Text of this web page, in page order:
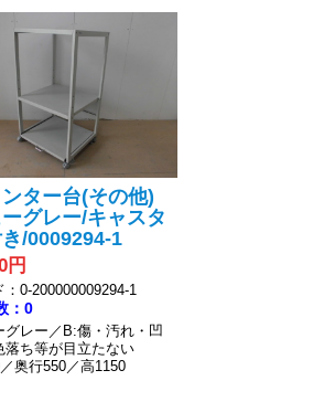
ター台(その他)
グレー/キャスタ
/0009294-1
円
：0-200000009294-1
：0
グレー／B:傷・汚れ・凹
落ち等が目立たない
奥行550／高1150